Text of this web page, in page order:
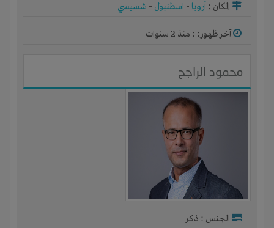
المكان : أروبا - اسطنبول - شسيسي
آخر ظهور: : منذ 2 سنوات
محمود الراجح
الجنس : ذكر